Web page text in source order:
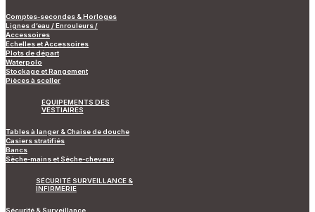
Comptes-secondes & Horloges
Lignes d’eau / Enrouleurs /
Accessoires
Echelles et Accessoires
Plots de départ
Waterpolo
Stockage et Rangement
Pièces à sceller
ÉQUIPEMENTS DES
VESTIAIRES
Tables à langer & Chaise de douche
Casiers stratifiés
Bancs
Sèche-mains et Sèche-cheveux
SÉCURITÉ SURVEILLANCE &
INFIRMERIE